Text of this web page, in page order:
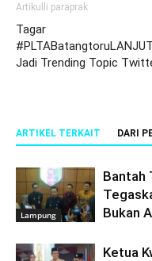
Artikulli paraprak
Tagar
Jadi Trending Topic
ARTIKEL TERKAIT DARI
Lampung
Bantah
Bukan
Ketua